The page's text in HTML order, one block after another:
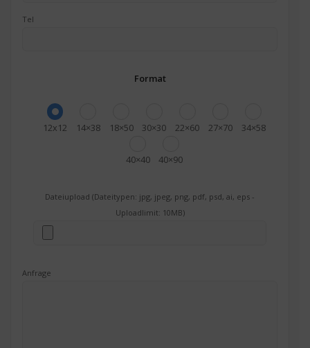
Tel
Format
12x12 14×38 18×50 30×30 22×60 27×70 34×58
40×40 40×90
Dateiupload (Dateitypen: jpg, jpeg, png, pdf, psd, ai, eps -
Uploadlimit: 10MB)
Anfrage